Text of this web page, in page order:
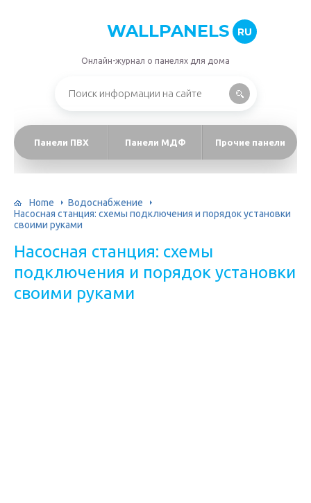
WALLPANELS RU
Онлайн-журнал о панелях для дома
Панели ПВХ Панели МДФ Прочие панели
Home
Водоснабжение
Насосная станция: схемы подключения и порядок установки
своими руками
Насосная станция: схемы
подключения и порядок установки
своими руками